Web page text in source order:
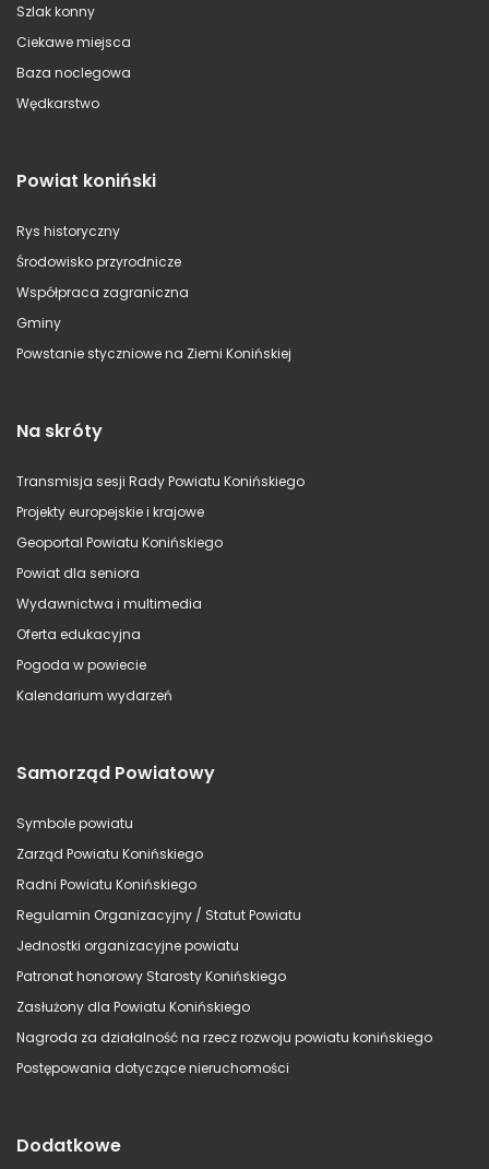
Szlak konny
Ciekawe miejsca
Baza noclegowa
Wędkarstwo
Powiat koniński
Rys historyczny
Środowisko przyrodnicze
Współpraca zagraniczna
Gminy
Powstanie styczniowe na Ziemi Konińskiej
Na skróty
Transmisja sesji Rady Powiatu Konińskiego
Projekty europejskie i krajowe
Geoportal Powiatu Konińskiego
Powiat dla seniora
Wydawnictwa i multimedia
Oferta edukacyjna
Pogoda w powiecie
Kalendarium wydarzeń
Samorząd Powiatowy
Symbole powiatu
Zarząd Powiatu Konińskiego
Radni Powiatu Konińskiego
Regulamin Organizacyjny / Statut Powiatu
Jednostki organizacyjne powiatu
Patronat honorowy Starosty Konińskiego
Zasłużony dla Powiatu Konińskiego
Nagroda za działalność na rzecz rozwoju powiatu konińskiego
Postępowania dotyczące nieruchomości
Dodatkowe